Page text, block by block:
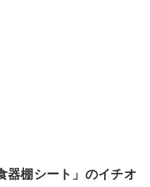
器棚シート」のイチオ